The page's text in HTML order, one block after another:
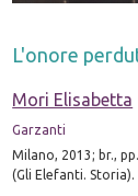
L'onore
Mori Elisabetta
Garzanti
Milano, 2013; br.,
(Gli Elefanti. Storia).